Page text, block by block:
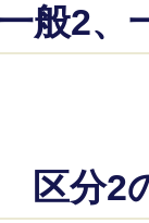
般2、
区分2